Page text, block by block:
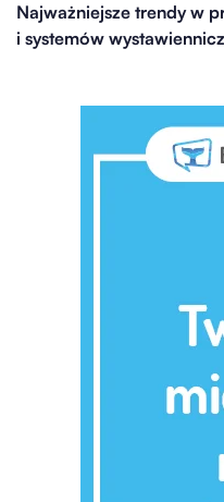
Najważniejsze trendy w
i systemów